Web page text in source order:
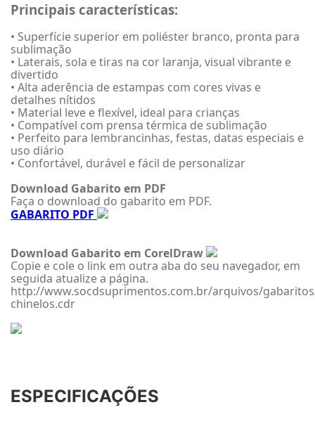
Principais características:
• Superfície superior em poliéster branco, pronta para
sublimação
• Laterais, sola e tiras na cor laranja, visual vibrante e
divertido
• Alta aderência de estampas com cores vivas e
detalhes nítidos
• Material leve e flexível, ideal para crianças
• Compatível com prensa térmica de sublimação
• Perfeito para lembrancinhas, festas, datas especiais e
uso diário
• Confortável, durável e fácil de personalizar
Download Gabarito em PDF
Faça o download do gabarito em PDF.
GABARITO PDF
Download Gabarito em CorelDraw
Copie e cole o link em outra aba do seu navegador, em
seguida atualize a página.
http://www.socdsuprimentos.com.br/arquivos/
chinelos.cdr
ESPECIFICAÇÕES